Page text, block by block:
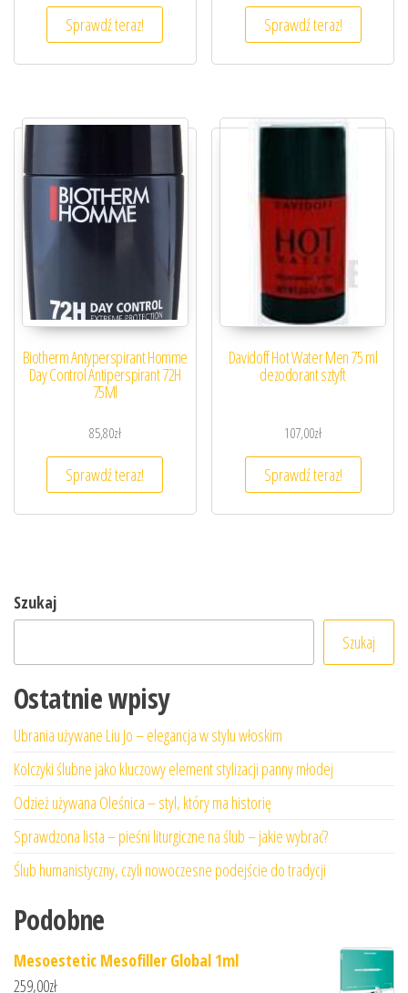
Sprawdź teraz! Sprawdź teraz!
Biotherm Antyperspirant Homme
Day Control Antiperspirant 72H
75Ml
85,80zł
Sprawdź teraz!
Davidoff Hot Water Men 75 ml
dezodorant sztyft
107,00zł
Sprawdź teraz!
Szukaj
Szukaj
Ostatnie wpisy
Ubrania używane Liu Jo – elegancja w stylu włoskim
Kolczyki ślubne jako kluczowy element stylizacji panny młodej
Odzież używana Oleśnica – styl, który ma historię
Sprawdzona lista – pieśni liturgiczne na ślub – jakie wybrać?
Ślub humanistyczny, czyli nowoczesne podejście do tradycji
Podobne
Mesoestetic Mesofiller Global 1ml
259,00zł